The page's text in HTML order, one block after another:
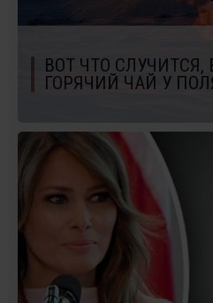
ВОТ ЧТО
ГОРЯЧИЙ ЧАЙ У